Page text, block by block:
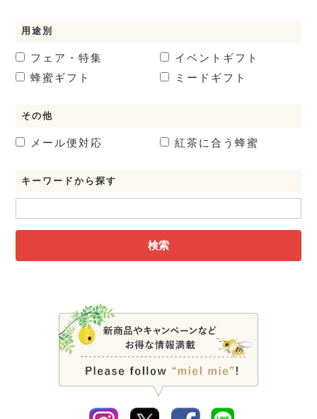
用途別
フェア・特集
イベントギフト
蜂蜜ギフト
ミードギフト
その他
メール便対応 紅茶に合う蜂蜜
キーワードから探す
検索